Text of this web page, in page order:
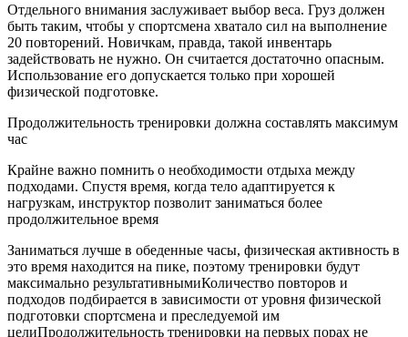
Отдельного внимания заслуживает выбор веса. Груз должен
быть таким, чтобы у спортсмена хватало сил на выполнение
20 повторений. Новичкам, правда, такой инвентарь
задействовать не нужно. Он считается достаточно опасным.
Использование его допускается только при хорошей
физической подготовке.
Продолжительность тренировки должна составлять максимум
час
Крайне важно помнить о необходимости отдыха между
подходами. Спустя время, когда тело адаптируется к
нагрузкам, инструктор позволит заниматься более
продолжительное время
Заниматься лучше в обеденные часы, физическая активность в
это время находится на пике, поэтому тренировки будут
максимально результативнымиКоличество повторов и
подходов подбирается в зависимости от уровня физической
подготовки спортсмена и преследуемой им
целиПродолжительность тренировки на первых порах не